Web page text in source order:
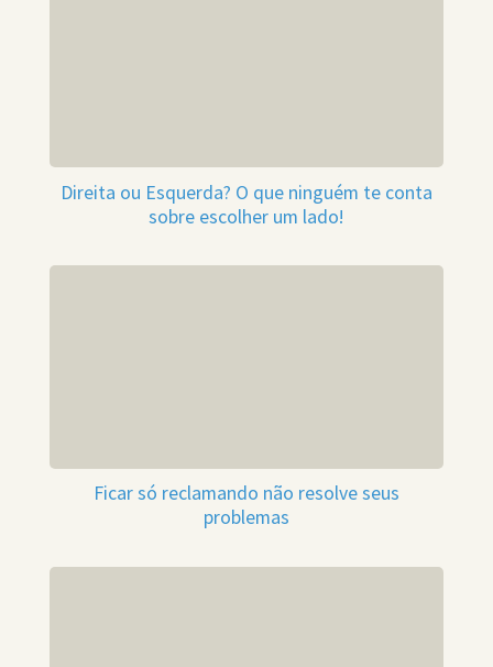
Direita ou Esquerda? O que ninguém te conta
sobre escolher um lado!
Ficar só reclamando não resolve seus
problemas